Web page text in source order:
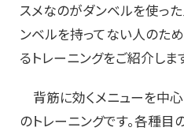
スメなのがダンベルを使っ
ンベルを持ってない人のた
るトレーニングをご紹介しま
背筋に効くメニューを中
のトレーニングです。各種